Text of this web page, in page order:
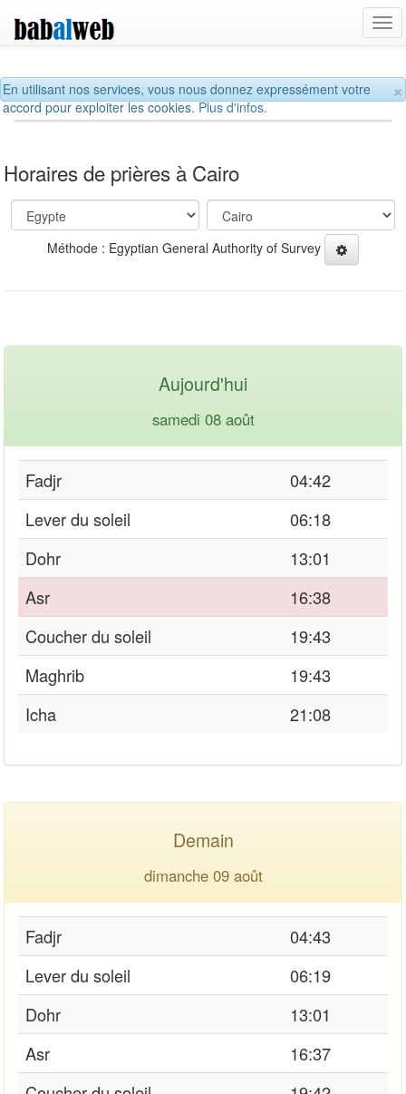
×
En utilisant nos services, vous nous donnez expressément votre
accord pour exploiter les cookies.Plus d'infos.
Horaires de prières à Cairo
Méthode : Egyptian General Authority of Survey
Aujourd'hui
samedi 08 août
Fadjr
04:42
Lever du soleil
06:18
Dohr
13:01
Asr
16:38
Coucher du soleil
19:43
Maghrib
19:43
Icha
21:08
Demain
dimanche 09 août
Fadjr
04:43
Lever du soleil
06:19
Dohr
13:01
Asr
16:37